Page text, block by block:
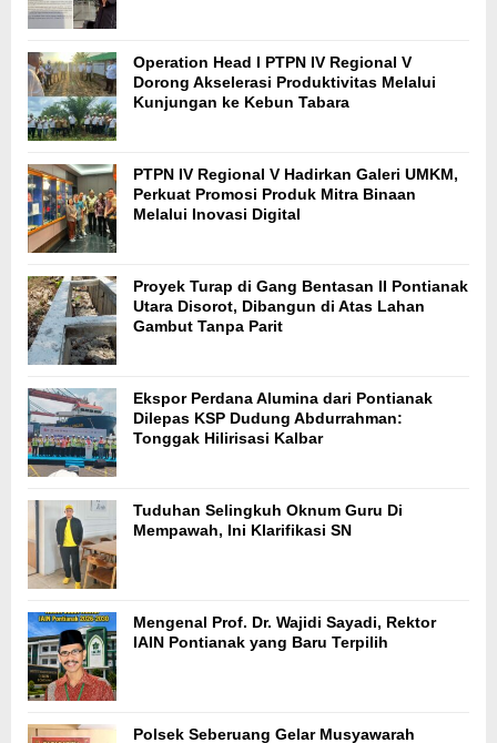
Operation Head I PTPN IV Regional V
Dorong Akselerasi Produktivitas Melalui
Kunjungan ke Kebun Tabara
PTPN IV Regional V Hadirkan Galeri UMKM,
Perkuat Promosi Produk Mitra Binaan
Melalui Inovasi Digital
Proyek Turap di Gang Bentasan II Pontianak
Utara Disorot, Dibangun di Atas Lahan
Gambut Tanpa Parit
Ekspor Perdana Alumina dari Pontianak
Dilepas KSP Dudung Abdurrahman:
Tonggak Hilirisasi Kalbar
Tuduhan Selingkuh Oknum Guru Di
Mempawah, Ini Klarifikasi SN
Mengenal Prof. Dr. Wajidi Sayadi, Rektor
IAIN Pontianak yang Baru Terpilih
Polsek Seberuang Gelar Musyawarah